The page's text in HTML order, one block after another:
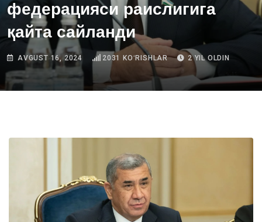
федерацияси раислигига
қайта сайланди
AVGUST 16, 2024 2031 KOʻRISHLAR 2 YIL OLDIN